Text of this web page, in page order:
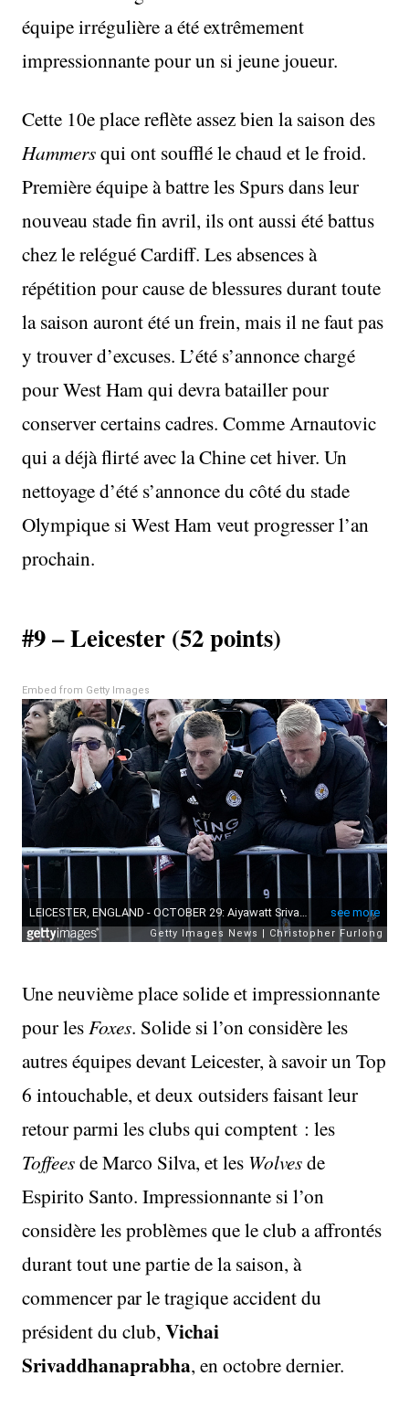
équipe irrégulière a été extrêmement
impressionnante pour un si jeune joueur.
Cette 10e place reflète assez bien la saison des
Hammersqui ont soufflé le chaud et le froid.
Première équipe à battre les Spurs dans leur
nouveau stade fin avril, ils ont aussi été battus
chez le relégué Cardiff. Les absences à
répétition pour cause de blessures durant toute
la saison auront été un frein, mais il ne faut pas
y trouver d’excuses. L’été s’annonce chargé
pour West Ham qui devra batailler pour
conserver certains cadres. Comme Arnautovic
qui a déjà flirté avec la Chine cet hiver. Un
nettoyage d’été s’annonce du côté du stade
Olympique si West Ham veut progresser l’an
prochain.
#9 – Leicester (52 points)
Embed from Getty Images
Une neuvième place solide et impressionnante
pour lesFoxes. Solide si l’on considère les
autres équipes devant Leicester, à savoir un Top
6 intouchable, et deux outsiders faisant leur
retour parmi les clubs qui comptent : les
Toffeesde Marco Silva, et les Wolvesde
Espirito Santo. Impressionnante si l’on
considère les problèmes que le club a affrontés
durant tout une partie de la saison, à
commencer par le tragique accident du
président du club, Vichai
Srivaddhanaprabha, en octobre dernier.